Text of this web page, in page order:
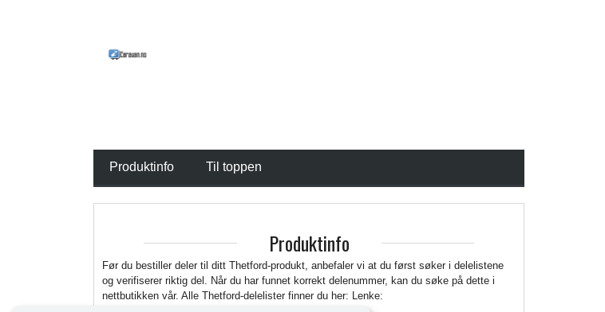
Produktinfo Til toppen
Produktinfo
Før du bestiller deler til ditt Thetford-produkt, anbefaler vi at du først søker i delelistene
og verifiserer riktig del. Når du har funnet korrekt delenummer, kan du søke på dette i
nettbutikken vår. Alle Thetford-delelister finner du her: Lenke: